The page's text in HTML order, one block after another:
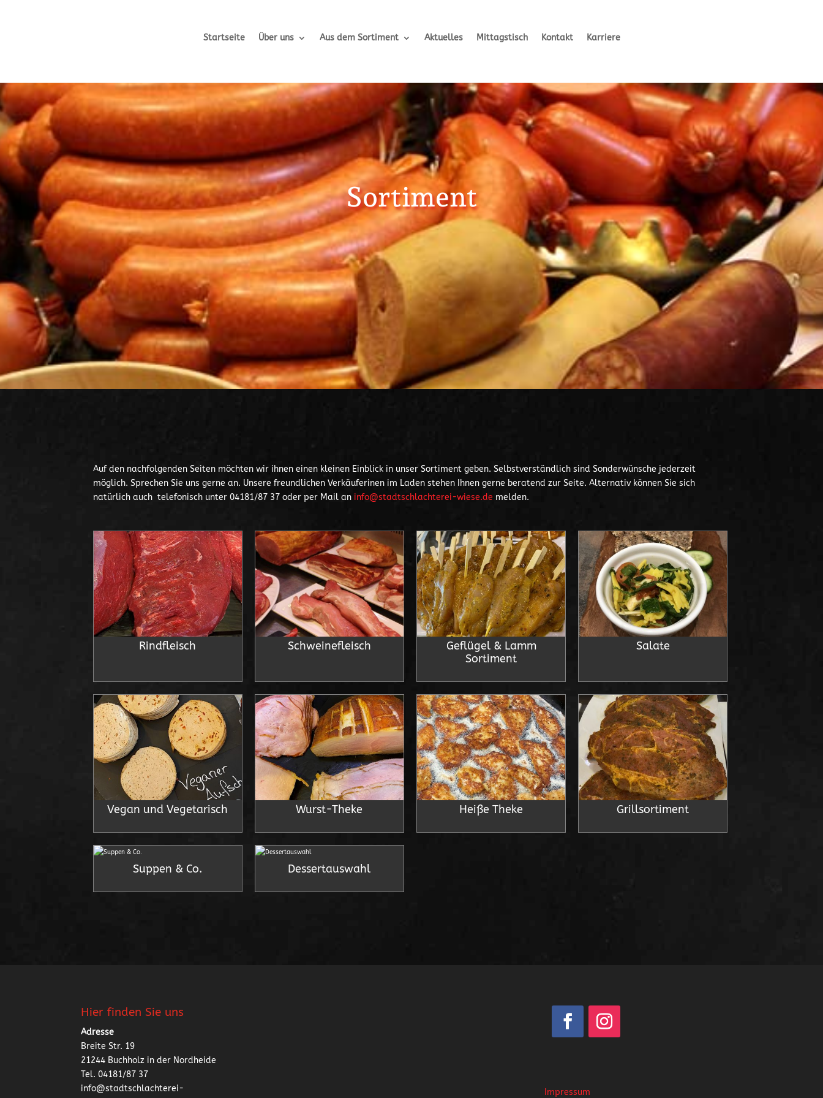
Startseite Über uns Aus dem Sortiment Aktuelles Mittagstisch Kontakt Karriere
Sortiment
Auf den nachfolgenden Seiten möchten wir ihnen einen kleinen Einblick in unser Sortiment geben. Selbstverständlich sind Sonderwünsche jederzeit
möglich. Sprechen Sie uns gerne an. Unsere freundlichen Verkäuferinen im Laden stehen Ihnen gerne beratend zur Seite. Alternativ können Sie sich
natürlich auch telefonisch unter 04181/87 37 oder per Mail an info@stadtschlachterei-wiese.de melden.
Rindfleisch Schweinefleisch
Geflügel & Lamm
Sortiment
Salate
Vegan und Vegetarisch Wurst-Theke Heiße Theke Grillsortiment
Suppen & Co. Dessertauswahl
Hier finden Sie uns
Adresse
Breite Str. 19
21244 Buchholz in der Nordheide
Tel. 04181/87 37
info@stadtschlachterei-
Impressum